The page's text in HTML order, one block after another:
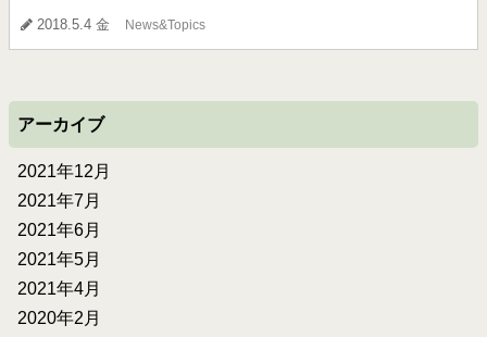
2018.5.4 金 News&Topics
アーカイブ
2021年12月
2021年7月
2021年6月
2021年5月
2021年4月
2020年2月